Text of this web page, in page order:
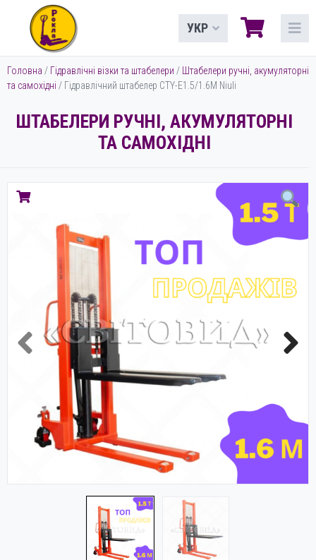
УКР
Головна / Гідравлічні візки та штабелери /
Штабелери ручні, акумуляторні
та самохідні / Гідравлічний штабелер CTY-E1.5/1.6M Niuli
ШТАБЕЛЕРИ РУЧНІ, АКУМУЛЯТОРНІ
ТА САМОХІДНІ